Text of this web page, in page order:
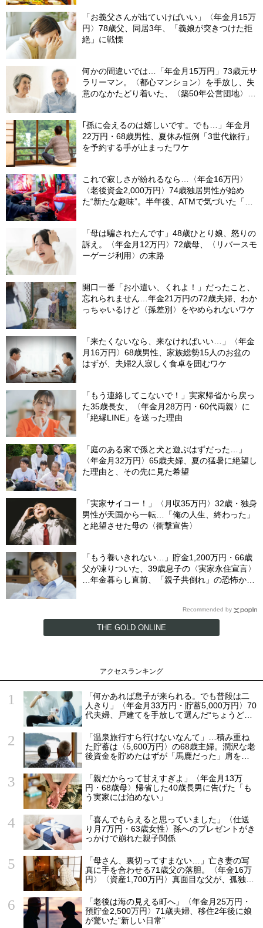
「お義父さんが出ていけばいい」〈年金月15万
円〉78歳父、同居3年、「義娘が突きつけた拒
絶」に戦慄
何かの間違いでは…「年金月15万円」73歳元サ
ラリーマン。〈都心マンション〉を手放し、失
意のなかたどり着いた、〈築50年公営団地〉で
｢孫に会えるのは嬉しいです。でも…」年金月
22万円・68歳男性、夏休み恒例「3世代旅行」
を予約する手が止まったワケ
これで寂しさが紛れるなら…〈年金16万円〉
〈老後資金2,000万円〉74歳独居男性が始め
た“新たな趣味”。半年後、ATMで気づいた「異
「母は騙されたんです」48歳ひとり娘、怒りの
訴え。〈年金月12万円〉72歳母、〈リバースモ
ーゲージ利用〉の末路
開口一番「お小遣い、くれよ！」だったこと、
忘れられません…年金21万円の72歳夫婦、わか
っちゃいるけど〈孫差別〉をやめられないワケ
「来たくないなら、来なければいい…」〈年金
月16万円〉68歳男性、家族総勢15人のお盆の
はずが、夫婦2人寂しく食卓を囲むワケ
「もう連絡してこないで！」実家帰省から戻っ
た35歳長女、〈年金月28万円・60代両親〉に
「絶縁LINE」を送った理由
「庭のある家で孫と犬と遊ぶはずだった…」
〈年金月32万円〉65歳夫婦、夏の猛暑に絶望し
た理由と、その先に見た希望
「実家サイコー！」〈月収35万円〉32歳・独身
男性が天国から一転…「俺の人生、終わった」
と絶望させた母の〈衝撃宣告〉
「もう養いきれない…」貯金1,200万円・66歳
父が凍りついた、39歳息子の〈実家永住宣言〉
…年金暮らし直前、「親子共倒れ」の恐怖から
Recommended by
THE GOLD ONLINE
アクセスランキング
「何かあれば息子が来られる。でも普段は二
人きり」〈年金月33万円・貯蓄5,000万円〉70
代夫婦、戸建てを手放して選んだ“ちょうどい
「温泉旅行すら行けないなんて」…積み重ね
た貯蓄は〈5,600万円〉の68歳主婦。潤沢な老
後資金を貯めたはずが「馬鹿だった」肩を落
「親だからって甘えすぎよ」〈年金月13万
円・68歳母〉帰省した40歳長男に告げた「も
う実家には泊めない」
「喜んでもらえると思っていました」〈仕送
り月7万円・63歳女性〉孫へのプレゼントがき
っかけで崩れた親子関係
「母さん、裏切ってすまない…」亡き妻の写
真に手を合わせる71歳父の落胆。〈年金16万
円〉〈資産1,700万円〉真面目な父が、孤独の
「老後は海の見える町へ」〈年金月25万円・
預貯金2,500万円〉71歳夫婦、移住2年後に娘
が驚いた“新しい日常”